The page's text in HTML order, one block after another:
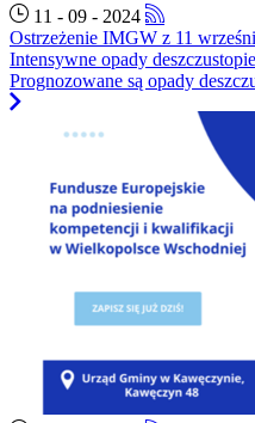
11 - 09 - 2024
Ostrzeżenie IMGW z 11
Intensywne opady
Prognozowane są opady